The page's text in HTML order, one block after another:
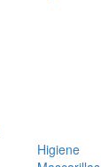
Higiene